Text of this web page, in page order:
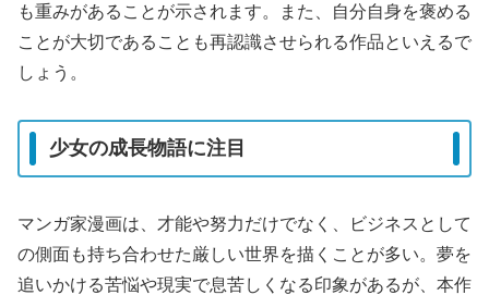
も重みがあることが示されます。また、自分自身を褒める
ことが大切であることも再認識させられる作品といえるで
しょう。
少女の成長物語に注目
マンガ家漫画は、才能や努力だけでなく、ビジネスとして
の側面も持ち合わせた厳しい世界を描くことが多い。夢を
追いかける苦悩や現実で息苦しくなる印象があるが、本作